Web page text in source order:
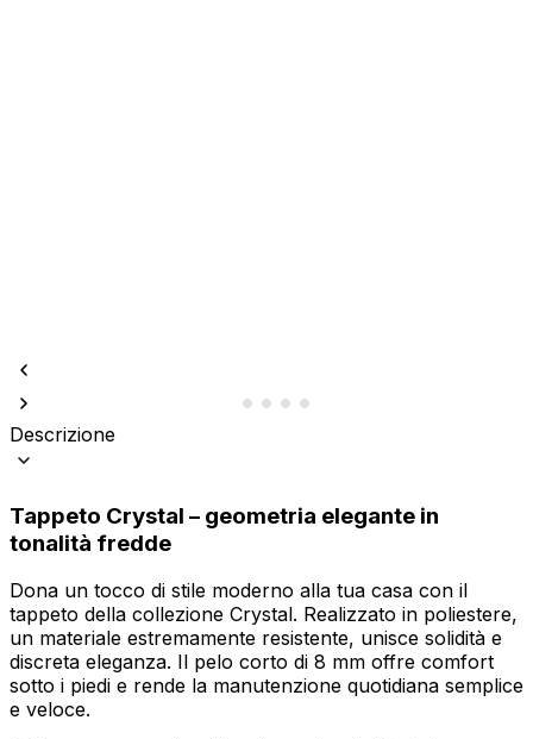
Descrizione
Tappeto Crystal – geometria elegante in
tonalità fredde
Dona un tocco di stile moderno alla tua casa con il
tappeto della collezione Crystal. Realizzato in poliestere,
un materiale estremamente resistente, unisce solidità e
discreta eleganza. Il pelo corto di 8 mm offre comfort
sotto i piedi e rende la manutenzione quotidiana semplice
e veloce.